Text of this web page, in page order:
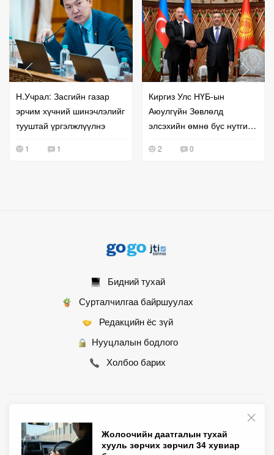
Жолоочийн даатгалын тухай
хууль зөрчих зөрчил 34 хувиар
Н.Учрал: Засгийн газар
эрчим хүчний шинэчлэлийг
тууштай үргэлжлүүлнэ
1 1
Киргиз Улс НҮБ-ын
Аюулгүйн Зөвлөлд
элсэхийн өмнө бүс нутгийн
эрчимжүүллээ
2 0
Бидний тухай
Сурталчилгаа байршуулах
Редакцийн ёс зүй
Нууцлалын бодлого
Холбоо барих
© 2007 - 2026 Монгол Контент ХХК • Бүх эрх хуулиар хамгаалагдсан